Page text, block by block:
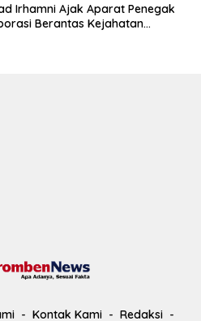
Irhamni Ajak Aparat Penegak
Berantas Kejahatan
Kontak Kami Redaksi